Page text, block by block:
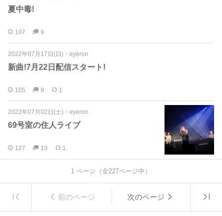
夏中毒!
107 9
2022年07月17日(日) ・ eyeron
新曲!7月22日配信スタート!
105 9 1
2022年07月02日(土) ・ eyeron
69号室の住人ライブ
127 13 1
1 ページ（全227ページ中）
前のページ 次のページ